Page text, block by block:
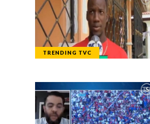
TRENDING TVC